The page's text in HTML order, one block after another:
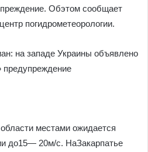
Обэтом сообщает
погидрометеорологии.
местами ожидается
до15— 20м/с. НаЗакарпатье